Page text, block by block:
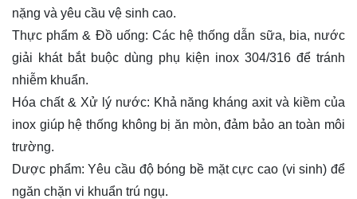
nặng và yêu cầu vệ sinh cao.
Thực phẩm & Đồ uống: Các hệ thống dẫn sữa, bia, nước
giải khát bắt buộc dùng phụ kiện inox 304/316 để tránh
nhiễm khuẩn.
Hóa chất & Xử lý nước: Khả năng kháng axit và kiềm của
inox giúp hệ thống không bị ăn mòn, đảm bảo an toàn môi
trường.
Dược phẩm: Yêu cầu độ bóng bề mặt cực cao (vi sinh) để
ngăn chặn vi khuẩn trú ngụ.